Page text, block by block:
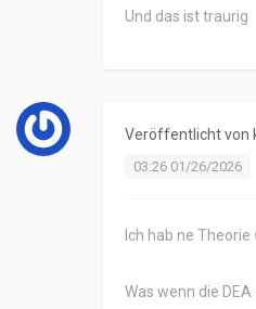
Und das ist traurig
Veröffentlicht von
03:26 01/26/2026
Ich hab ne Theorie
Was wenn die